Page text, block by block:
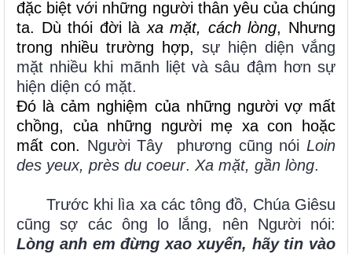
đặc biệt với những người thân yêu của chúng
ta. Dù thói đời là xa mặt, cách lòng, Nhưng
trong nhiều trường hợp, sự hiện diện vắng
mặt nhiều khi mãnh liệt và sâu đậm hơn sự
hiện diện có mặt.
Đó là cảm nghiệm của những người vợ mất
chồng, của những người mẹ xa con hoặc
mất con. Người Tây phương cũng nói Loin
des yeux, près du coeur. Xa mặt, gần lòng.
Trước khi lìa xa các tông đồ, Chúa Giêsu
cũng sợ các ông lo lắng, nên Người nói:
Lòng anh em đừng xao xuyến, hãy tin vào